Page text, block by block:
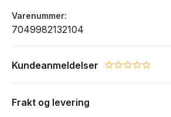
Varenummer
7049982132104
Kundeanmeldelser 0.0 star rating
Frakt og levering